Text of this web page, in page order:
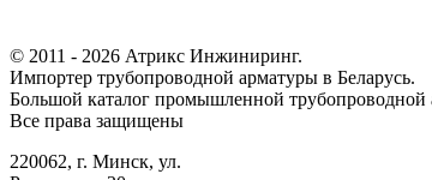
© 2011 - 2026 Атрикс Инжиниринг.
Импортер трубопроводной арматуры в Беларусь.
Большой каталог промышленной трубопроводной
Все права защищены
220062, г. Минск, ул.